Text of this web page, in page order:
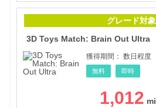
グレード対象
3D Toys Match: Brain Out Ultra
獲得期間： 数日程度
無料 即時
1,012